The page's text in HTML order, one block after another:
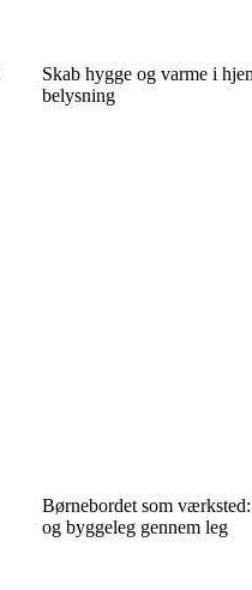
Skab hygge og varme i
belysning
Børnebordet som
og byggeleg gennem leg